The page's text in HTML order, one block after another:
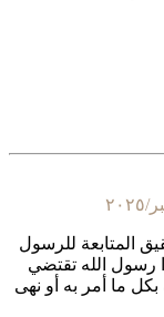
المتابعة للرسول
رسول الله تقتضي
ما أمر به أو نهى